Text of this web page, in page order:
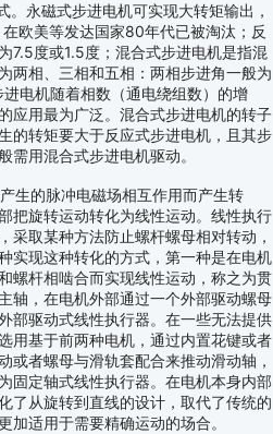
永磁式步进电机可实现大转矩输出，
欧美等发达国家80年代已被淘汰；反
7.5度或1.5度；混合式步进电机是指混
两相、三相和五相：两相步进角一般为
电机随着相数（通电绕组数）的增
应用最为广泛。混合式步进电机的转子
的转矩要大于反应式步进电机，且其步
需用混合式步进电机驱动。
生的脉冲电磁场相互作用而产生转
把旋转运动转化为线性运动。线性执行
采取某种方法防止螺杆螺母相对转动，
实现这种转化的方式，第一种是在电机
螺杆相啮合而实现线性运动，称之为贯
轴，在电机外部通过一个外部驱动螺母
部驱动式线性执行器。在一些无法提供
用基于前两种电机，通过内置花键或者
或者螺母与滑轨套配合来推动滑动轴，
固定轴式线性执行器。在电机本身内部
了从旋转到直线的设计，取代了传统的
适用于需要精确运动的场合。